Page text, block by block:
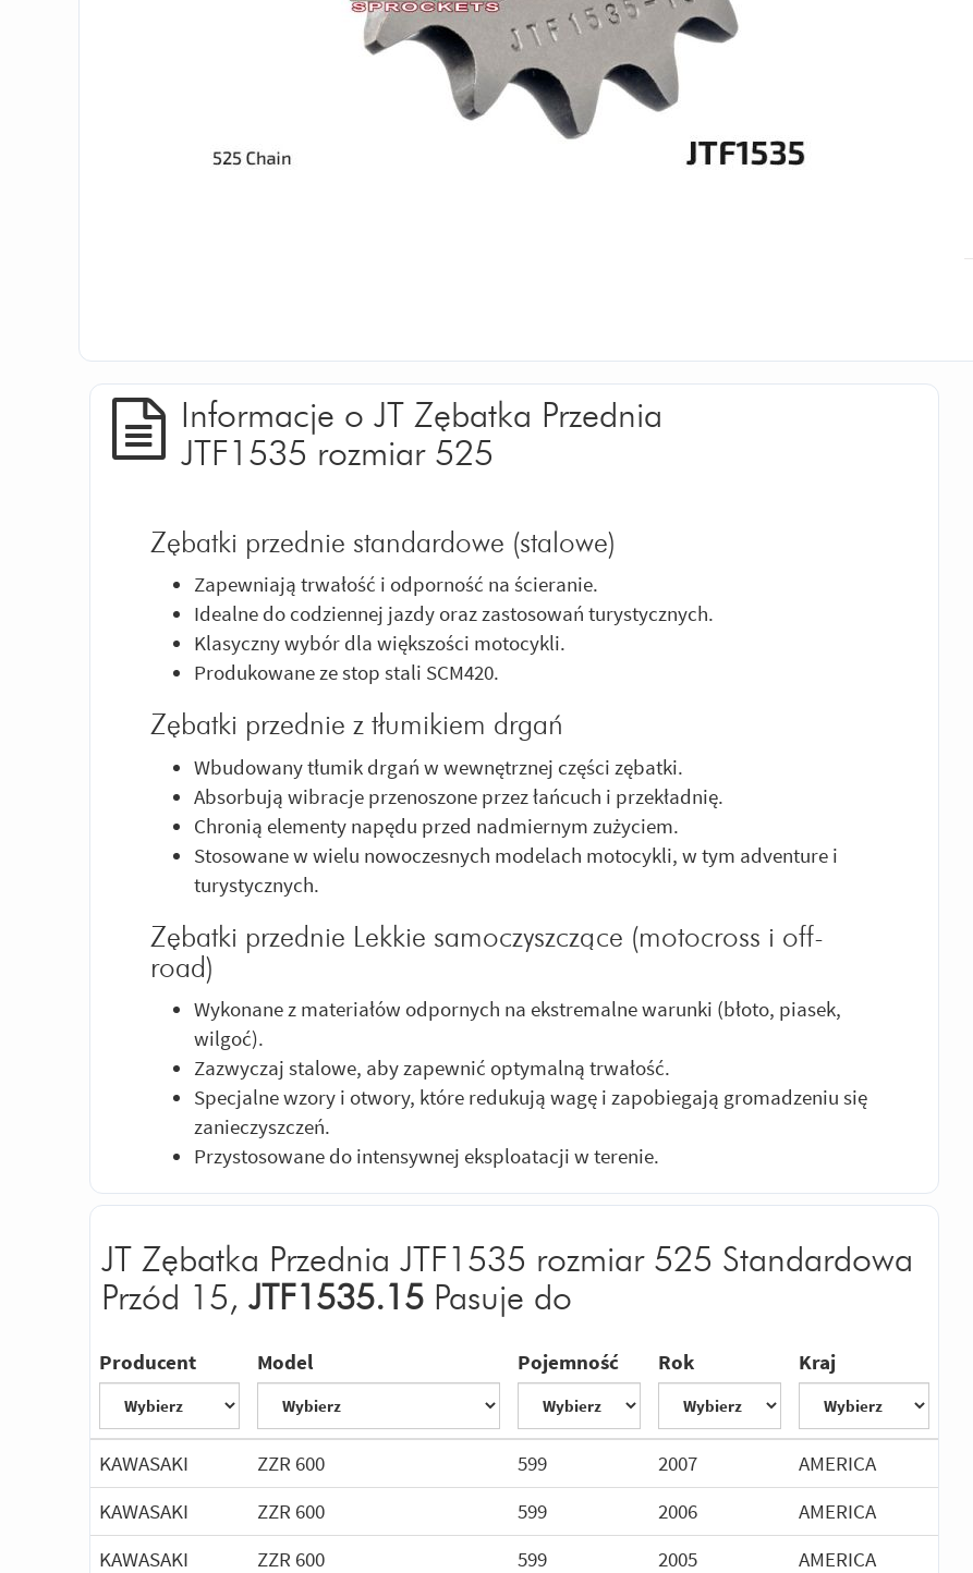
Informacje o JT Zębatka Przednia
JTF1535 rozmiar 525
Zębatki przednie standardowe (stalowe)
Zapewniają trwałość i odporność na ścieranie.
Idealne do codziennej jazdy oraz zastosowań turystycznych.
Klasyczny wybór dla większości motocykli.
Produkowane ze stop stali SCM420.
Zębatki przednie z tłumikiem drgań
Wbudowany tłumik drgań w wewnętrznej części zębatki.
Absorbują wibracje przenoszone przez łańcuch i przekładnię.
Chronią elementy napędu przed nadmiernym zużyciem.
Stosowane w wielu nowoczesnych modelach motocykli, w tym adventure i
turystycznych.
Zębatki przednie Lekkie samoczyszczące (motocross i off-
road)
Wykonane z materiałów odpornych na ekstremalne warunki (błoto, piasek,
wilgoć).
Zazwyczaj stalowe, aby zapewnić optymalną trwałość.
Specjalne wzory i otwory, które redukują wagę i zapobiegają gromadzeniu się
zanieczyszczeń.
Przystosowane do intensywnej eksploatacji w terenie.
JT Zębatka Przednia JTF1535 rozmiar 525 Standardowa
Przód 15, JTF1535.15 Pasuje do
Producent Model Pojemność Rok Kraj
KAWASAKI ZZR 600 599 2007
AMERICA
KAWASAKI
ZZR 600 599 2006
AMERICA
KAWASAKI
ZZR 600 599 2005
AMERICA